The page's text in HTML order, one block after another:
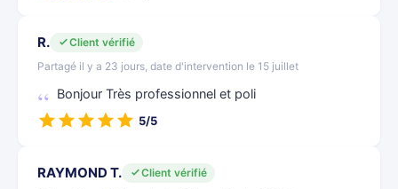
R.
Client vérifié
Partagé il y a 23 jours, date d'intervention le 15 juillet
Bonjour Très professionnel et poli
5/5
RAYMOND T.
Client vérifié